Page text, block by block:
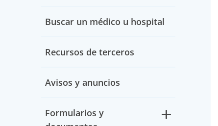
Buscar un médico u hospital
Recursos de terceros
Avisos y anuncios
Formularios y